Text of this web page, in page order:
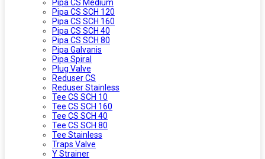
Pipa CS Medium
Pipa CS SCH 120
Pipa CS SCH 160
Pipa CS SCH 40
Pipa CS SCH 80
Pipa Galvanis
Pipa Spiral
Plug Valve
Reduser CS
Reduser Stainless
Tee CS SCH 10
Tee CS SCH 160
Tee CS SCH 40
Tee CS SCH 80
Tee Stainless
Traps Valve
Y Strainer